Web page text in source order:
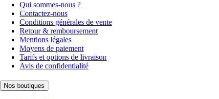
Qui sommes-nous ?
Contactez-nous
Conditions générales de vente
Retour & remboursement
Mentions légales
Moyens de paiement
Tarifs et options de livraison
Avis de confidentialité
Nos boutiques